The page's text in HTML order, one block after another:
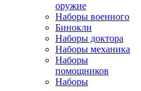
оружие
Наборы военного
Бинокли
Наборы доктора
Наборы механика
Наборы
помощников
Наборы